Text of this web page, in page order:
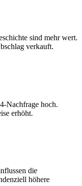
sind mehr wert.
verkauft.
Nachfrage hoch.
erhöht.
die
höhere